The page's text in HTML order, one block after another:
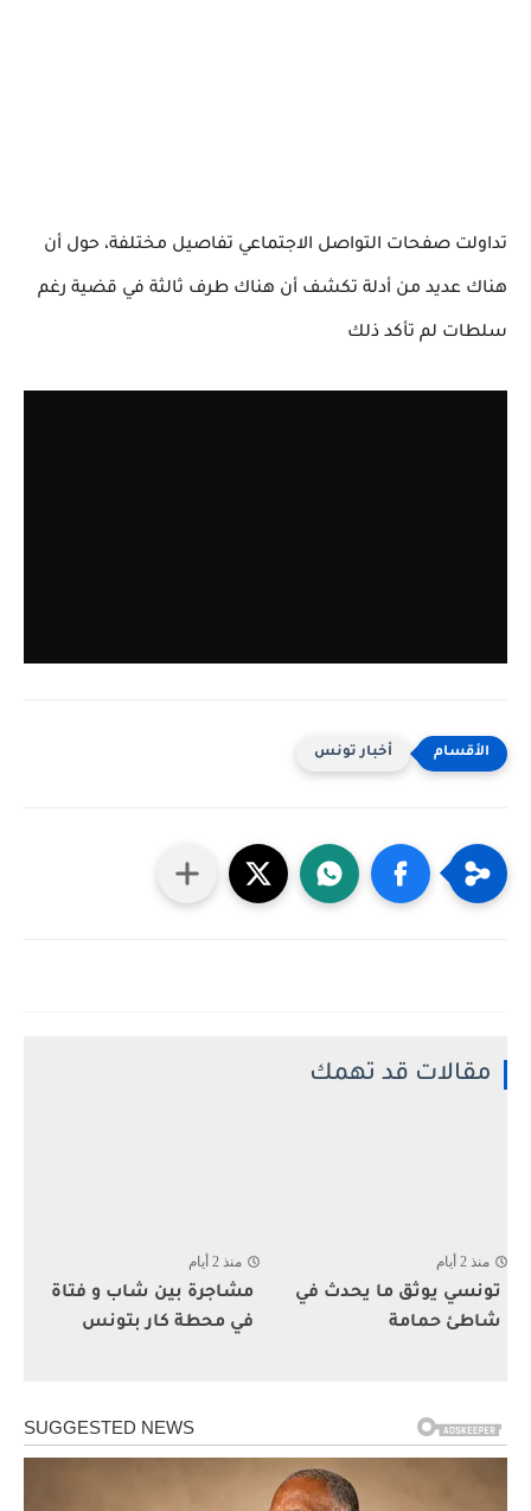
تداولت صفحات التواصل الاجتماعي تفاصيل مختلفة، حول أن
هناك عديد من أدلة تكشف أن هناك طرف ثالثة في قضية رغم
سلطات لم تأكد ذلك
أخبار تونس
مقالات قد تهمك
منذ 2 أيام
تونسي يوثق ما يحدث في
شاطئ حمامة
منذ 2 أيام
مشاجرة بين شاب و فتاة
في محطة كار بتونس